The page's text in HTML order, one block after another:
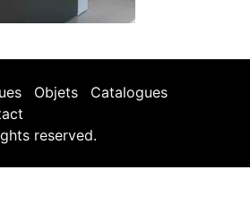
Objets
Catalogues
reserved.